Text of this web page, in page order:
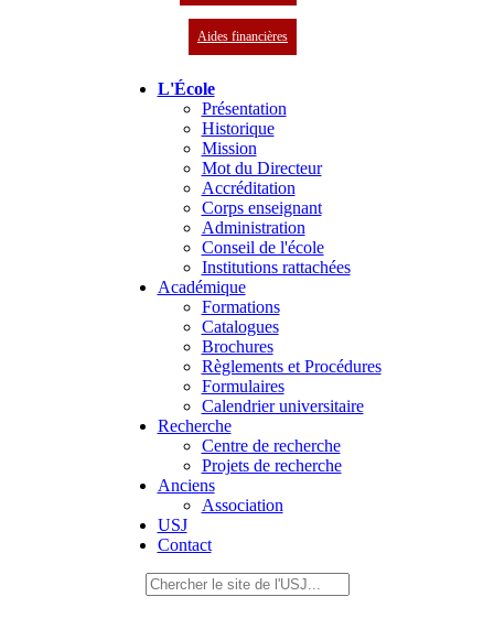
Aides financières
L'École
Présentation
Historique
Mission
Mot du Directeur
Accréditation
Corps enseignant
Administration
Conseil de l'école
Institutions rattachées
Académique
Formations
Catalogues
Brochures
Règlements et Procédures
Formulaires
Calendrier universitaire
Recherche
Centre de recherche
Projets de recherche
Anciens
Association
USJ
Contact